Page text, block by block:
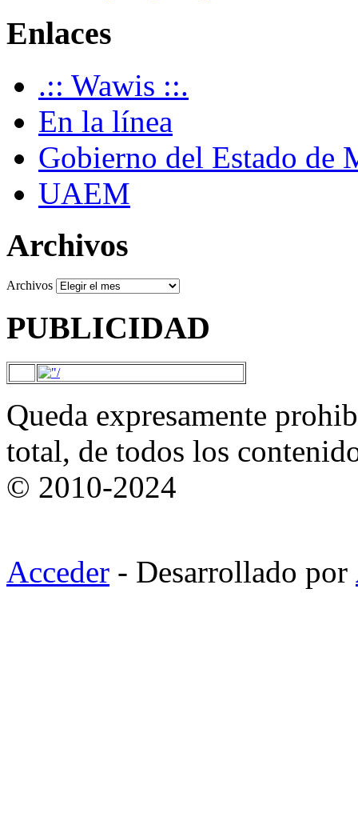
Enlaces
.:: Wawis ::.
En la línea
Gobierno del Estado de
UAEM
Archivos
Archivos
PUBLICIDAD
Queda expresamente
total, de todos los
© 2010-2024
Acceder - Desarrollado por